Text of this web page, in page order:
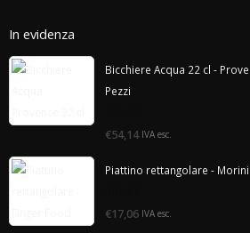
In evidenza
Bicchiere Acqua 22 cl -
Pezzi
di
€54,14 IVA esc.
Piattino rettangolare -
di
€17,06 IVA esc.